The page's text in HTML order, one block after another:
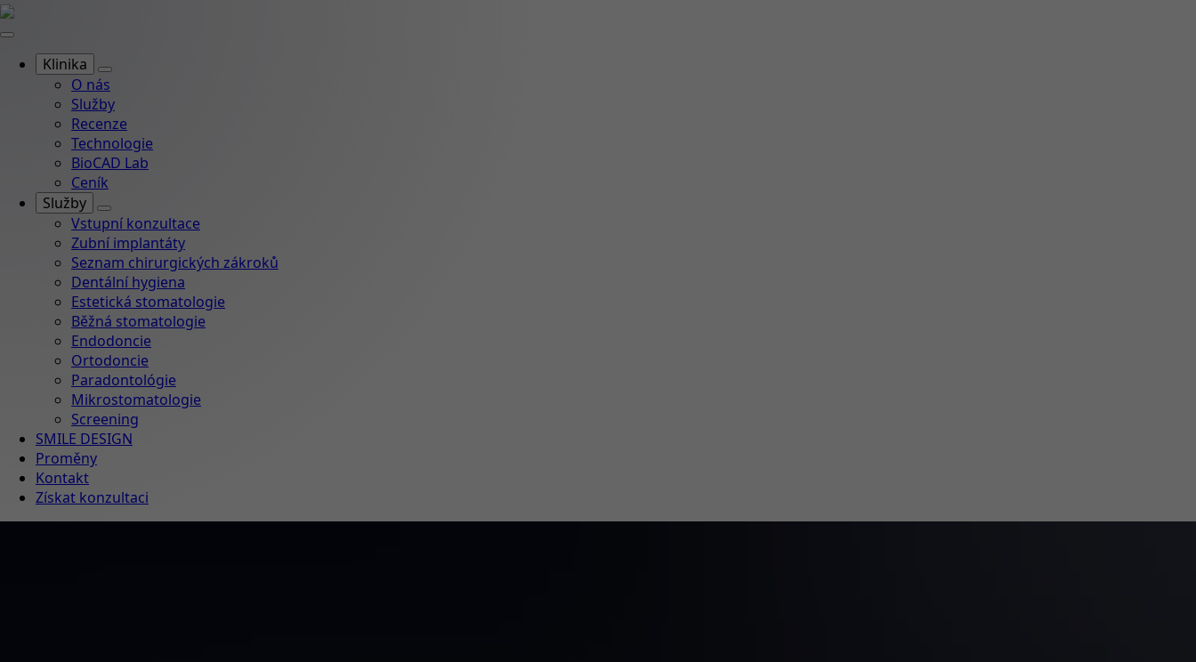
Klinika
O nás
Služby
Recenze
Technologie
BioCAD Lab
Ceník
Služby
Vstupní konzultace
Zubní implantáty
Seznam chirurgických zákroků
Dentální hygiena
Estetická stomatologie
Běžná stomatologie
Endodoncie
Ortodoncie
Paradontológie
Mikrostomatologie
Screening
SMILE DESIGN
Proměny
Kontakt
Získat konzultaci